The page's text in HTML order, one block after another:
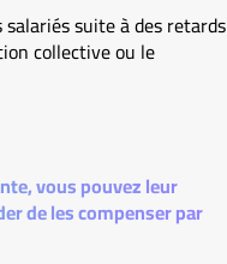
suite à des retards
collective ou le
vous pouvez leur
de les compenser par